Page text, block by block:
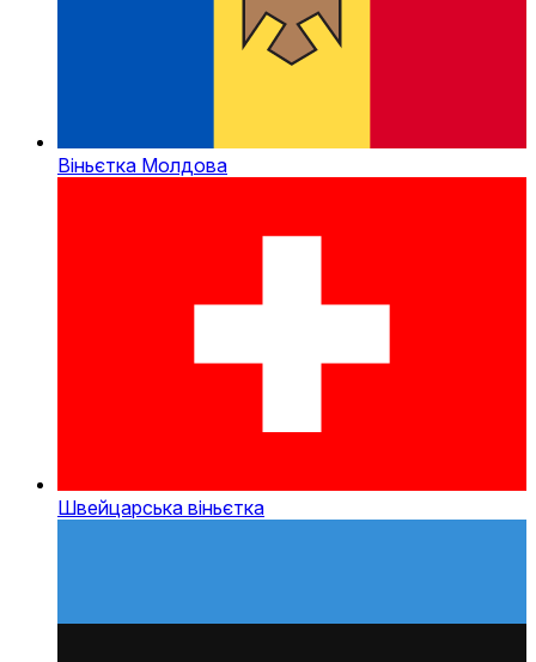
Віньєтка Молдова
Швейцарська віньєтка